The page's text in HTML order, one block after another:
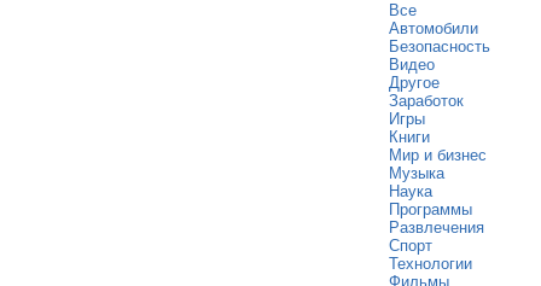
Все
Автомобили
Безопасность
Видео
Другое
Заработок
Игры
Книги
Мир и бизнес
Музыка
Наука
Программы
Развлечения
Спорт
Технологии
Фильмы